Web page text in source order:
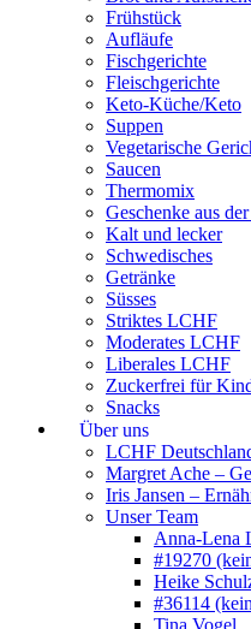
Frühstück
Aufläufe
Fischgerichte
Fleischgerichte
Keto-Küche/Keto
Suppen
Vegetarische
Saucen
Thermomix
Geschenke aus
Kalt und lecker
Schwedisches
Getränke
Süsses
Striktes LCHF
Moderates LCHF
Liberales LCHF
Zuckerfrei für
Snacks
Über uns
LCHF
Margret Ache –
Iris Jansen –
Unser Team
Anna-Lena
#19270
Heike
#36114
Tina Vogel